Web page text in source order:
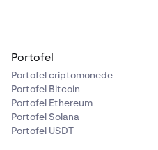
Portofel
Portofel criptomonede
Portofel Bitcoin
Portofel Ethereum
Portofel Solana
Portofel USDT